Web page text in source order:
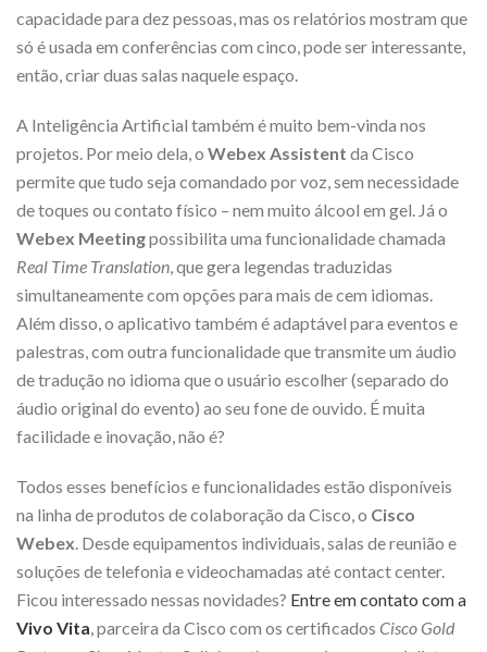
capacidade para dez pessoas, mas os relatórios mostram que
só é usada em conferências com cinco, pode ser interessante,
então, criar duas salas naquele espaço.
A Inteligência Artificial também é muito bem-vinda nos
projetos. Por meio dela, o Webex Assistent da Cisco
permite que tudo seja comandado por voz, sem necessidade
de toques ou contato físico – nem muito álcool em gel. Já o
Webex Meetingpossibilita uma funcionalidade chamada
Real Time Translation , que gera legendas traduzidas
simultaneamente com opções para mais de cem idiomas.
Além disso, o aplicativo também é adaptável para eventos e
palestras, com outra funcionalidade que transmite um áudio
de tradução no idioma que o usuário escolher (separado do
áudio original do evento) ao seu fone de ouvido. É muita
facilidade e inovação, não é?
Todos esses benefícios e funcionalidades estão disponíveis
na linha de produtos de colaboração da Cisco, o Cisco
Webex . Desde equipamentos individuais, salas de reunião e
soluções de telefonia e videochamadas até contact center.
Ficou interessado nessas novidades? Entre em contato com a
Vivo Vita , parceira da Cisco com os certificados Cisco Gold